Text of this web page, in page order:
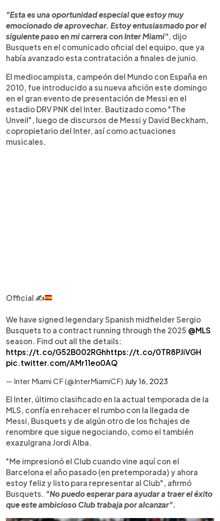
"Esta es una oportunidad especial que estoy muy
emocionado de aprovechar. Estoy entusiasmado por el
siguiente paso en mi carrera con Inter Miami" , dijo
Busquets en el comunicado oficial del equipo, que ya
había avanzado esta contratación a finales de junio.
El mediocampista, campeón del Mundo con España en
2010, fue introducido a su nueva afición este domingo
en el gran evento de presentación de Messi en el
estadio DRV PNK del Inter. Bautizado como "The
Unveil", luego de discursos de Messi y David Beckham,
copropietario del Inter, así como actuaciones
musicales.
Official ✍️
We have signed legendary Spanish midfielder Sergio
Busquets to a contract running through the 2025 @MLS
season. Find out all the details:
https://t.co/G52B002RGhhttps://t.co/0TR8PJiVGH
pic.twitter.com/AMr11eo0AQ
— Inter Miami CF (@InterMiamiCF) July 16, 2023
El Inter, último clasificado en la actual temporada de la
MLS, confía en rehacer el rumbo con la llegada de
Messi, Busquets y de algún otro de los fichajes de
renombre que sigue negociando, como el también
exazulgrana Jordi Alba.
"Me impresionó el Club cuando vine aquí con el
Barcelona el año pasado (en pretemporada) y ahora
estoy feliz y listo para representar al Club", afirmó
Busquets.
"No puedo esperar para ayudar a traer el éxito
que este ambicioso Club trabaja por alcanzar".